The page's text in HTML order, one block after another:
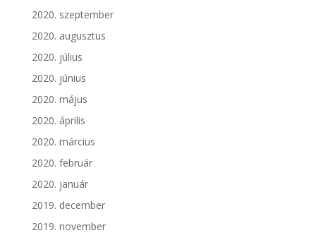
2020. szeptember
2020. augusztus
2020. július
2020. június
2020. május
2020. április
2020. március
2020. február
2020. január
2019. december
2019. november